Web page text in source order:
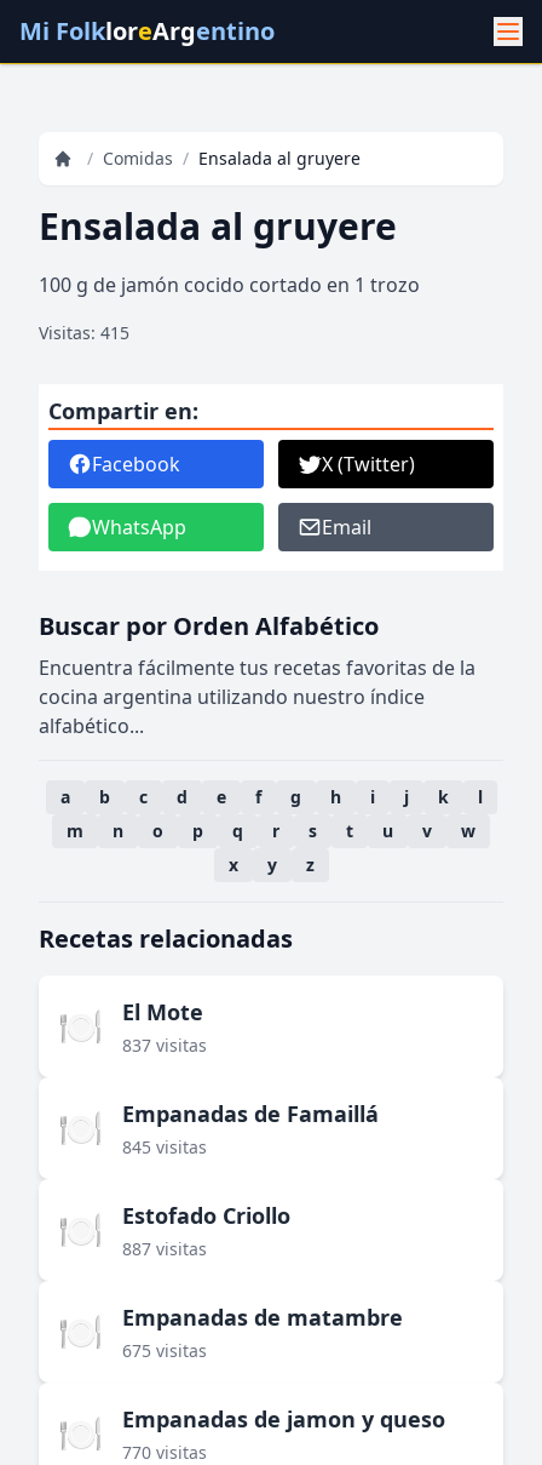
Mi FolkloreArgentino
/ Comidas / Ensalada al gruyere
Ensalada al gruyere
100 g de jamón cocido cortado en 1 trozo
Visitas: 415
Compartir en:
Facebook X (Twitter)
WhatsApp Email
Buscar por Orden Alfabético
Encuentra fácilmente tus recetas favoritas de la
cocina argentina utilizando nuestro índice
alfabético...
a b c d e f g h i j k
l
m
n o p q r s t u v
w
x
y z
Recetas relacionadas
🍽️ El Mote
837 visitas
🍽️ Empanadas de Famaillá
845 visitas
🍽️ Estofado Criollo
887 visitas
🍽️ Empanadas de matambre
675 visitas
🍽️ Empanadas de jamon y queso
770 visitas